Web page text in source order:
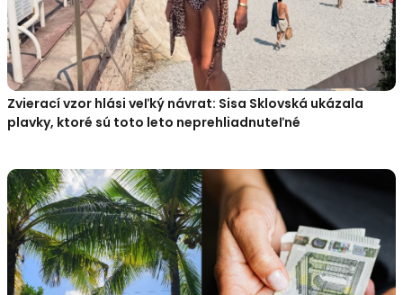
Zvierací vzor hlási veľký návrat: Sisa Sklovská ukázala
plavky, ktoré sú toto leto neprehliadnuteľné